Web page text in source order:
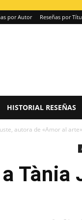
por Autor Reseñas por
HISTORIAL RESEÑAS
autora de «Amor al arte»
Tània